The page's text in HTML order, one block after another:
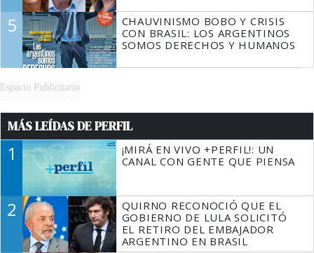
5
CHAUVINISMO BOBO Y CRISIS
CON BRASIL: LOS ARGENTINOS
SOMOS DERECHOS Y HUMANOS
Espacio Publicitario
MÁS LEÍDAS DE PERFIL
1
¡MIRÁ EN VIVO +PERFIL!: UN
CANAL CON GENTE QUE PIENSA
2
QUIRNO RECONOCIÓ QUE EL
GOBIERNO DE LULA SOLICITÓ
EL RETIRO DEL EMBAJADOR
ARGENTINO EN BRASIL